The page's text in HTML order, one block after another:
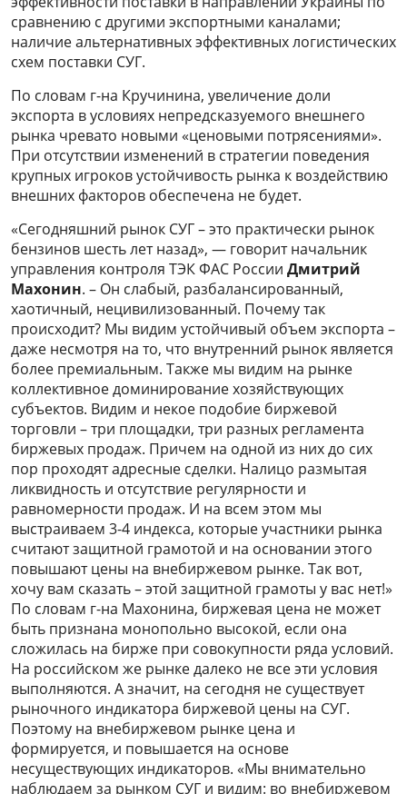
сравнению с другими экспортными каналами;
наличие альтернативных эффективных логистических
схем поставки СУГ.
По словам г-на Кручинина, увеличение доли
экспорта в условиях непредсказуемого внешнего
рынка чревато новыми «ценовыми потрясениями».
При отсутствии изменений в стратегии поведения
крупных игроков устойчивость рынка к воздействию
внешних факторов обеспечена не будет.
«Сегодняшний рынок СУГ – это практически рынок
бензинов шесть лет назад», — говорит начальник
управления контроля ТЭК ФАС России Дмитрий
Махонин. – Он слабый, разбалансированный,
хаотичный, нецивилизованный. Почему так
происходит? Мы видим устойчивый объем экспорта –
даже несмотря на то, что внутренний рынок является
более премиальным. Также мы видим на рынке
коллективное доминирование хозяйствующих
субъектов. Видим и некое подобие биржевой
торговли – три площадки, три разных регламента
биржевых продаж. Причем на одной из них до сих
пор проходят адресные сделки. Налицо размытая
ликвидность и отсутствие регулярности и
равномерности продаж. И на всем этом мы
выстраиваем 3-4 индекса, которые участники рынка
считают защитной грамотой и на основании этого
повышают цены на внебиржевом рынке. Так вот,
хочу вам сказать – этой защитной грамоты у вас нет!»
По словам г-на Махонина, биржевая цена не может
быть признана монопольно высокой, если она
сложилась на бирже при совокупности ряда условий.
На российском же рынке далеко не все эти условия
выполняются. А значит, на сегодня не существует
рыночного индикатора биржевой цены на СУГ.
Поэтому на внебиржевом рынке цена и
формируется, и повышается на основе
несуществующих индикаторов. «Мы внимательно
наблюдаем за рынком СУГ и видим: во внебиржевом